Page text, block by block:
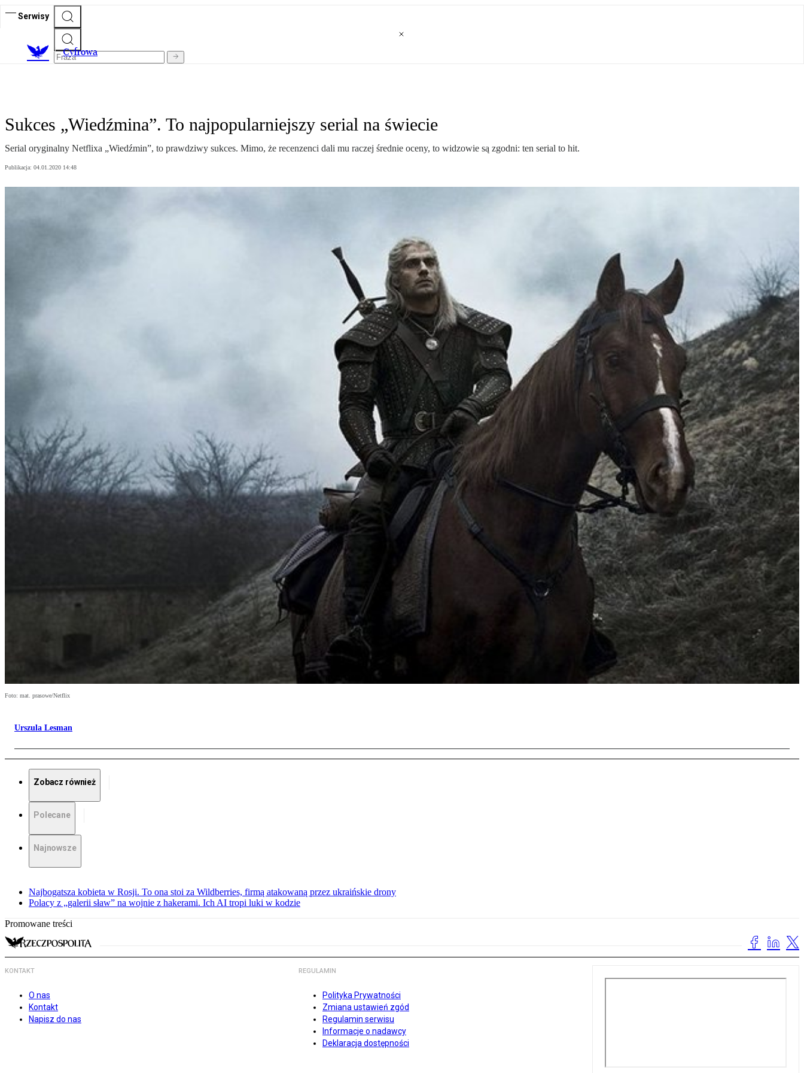
Serwisy
Cyfrowa
Sukces „Wiedźmina”. To najpopularniejszy serial na świecie
Serial oryginalny Netflixa „Wiedźmin”, to prawdziwy sukces. Mimo, że recenzenci dali mu raczej średnie oceny, to widzowie są zgodni: ten serial to hit.
Publikacja: 04.01.2020 14:48
Foto: mat. prasowe/Netflix
Urszula Lesman
Zobacz również
Polecane
Najnowsze
Najbogatsza kobieta w Rosji. To ona stoi za Wildberries, firmą atakowaną przez ukraińskie drony
Polacy z „galerii sław” na wojnie z hakerami. Ich AI tropi luki w kodzie
Promowane treści
KONTAKT
O nas
Kontakt
Napisz do nas
REGULAMIN
Polityka Prywatności
Zmiana ustawień zgód
Regulamin serwisu
Informacje o nadawcy
Deklaracja dostępności